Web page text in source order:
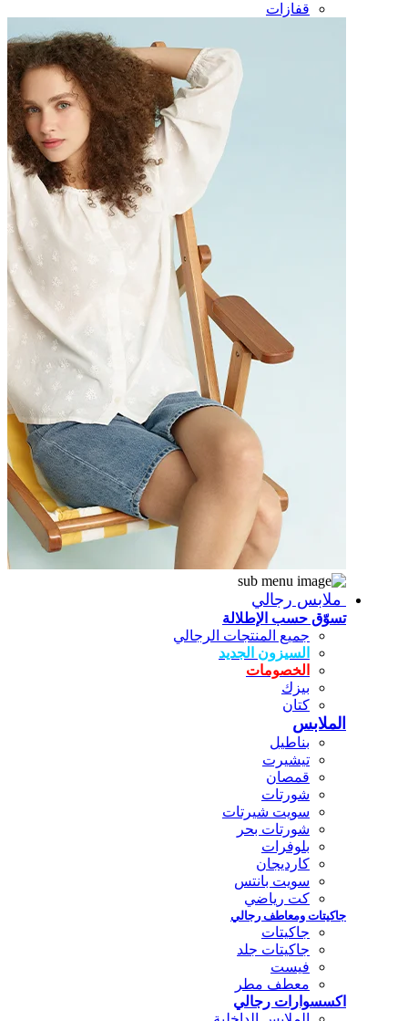
قفازات
ملابس رجالي
تسوّق حسب الإطلالة
جميع المنتجات الرجالي
السيزون الجديد
الخصومات
بيزك
كتان
الملابس
بناطيل
تيشيرت
قمصان
شورتات
سويت شيرتات
شورتات بحر
بلوفرات
كارديجان
سويت بانتس
كت رياضي
جاكيتات ومعاطف رجالي
جاكيتات
جاكيتات جلد
فيست
معطف مطر
اكسسوارات رجالي